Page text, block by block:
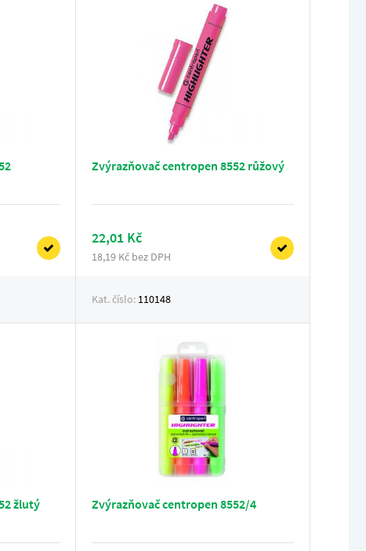
Zvýrazňovač centropen 8552 růžový
22,01 Kč
18,19 Kč bez DPH
Kat. číslo: 110148
žlutý Zvýrazňovač centropen 8552/4